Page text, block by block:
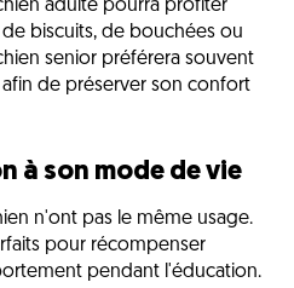
adulte pourra profiter
biscuits, de bouchées ou
senior préférera souvent
de préserver son confort
à son mode de vie
n'ont pas le même usage.
pour récompenser
pendant l'éducation.